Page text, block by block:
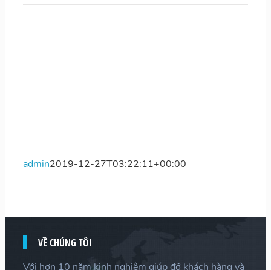
admin2019-12-27T03:22:11+00:00
VỀ CHÚNG TÔI
Với hơn 10 năm kinh nghiệm giúp đỡ khách hàng và